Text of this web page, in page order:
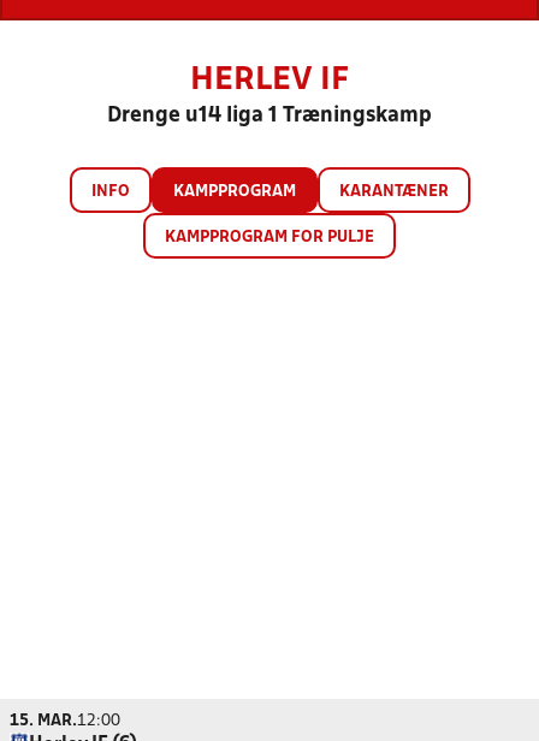
HERLEV IF
Drenge u14 liga 1 Træningskamp
INFO KAMPPROGRAM KARANTÆNER
KAMPPROGRAM FOR PULJE
15. MAR.12:00